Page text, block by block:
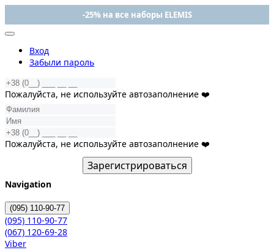
-25% на все наборы ELEMIS
Вход
Забыли пароль
Пожалуйста, не используйте автозаполнение ❤️
Пожалуйста, не используйте автозаполнение ❤️
Зарегистрироваться
Navigation
(095) 110-90-77
(095) 110-90-77
(067) 120-69-28
Viber